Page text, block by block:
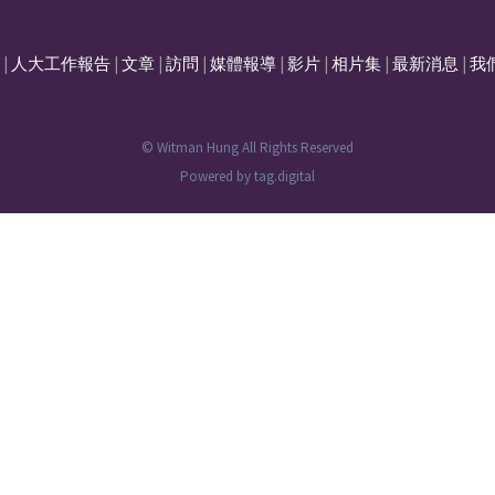
人大工作報告 文章 訪問 媒體報導 影片 相片集 最新消息 我
© Witman Hung All Rights Reserved
Powered bytag.digital